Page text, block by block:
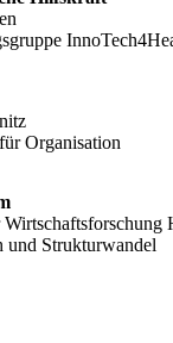
Organisation
und Strukturwandel